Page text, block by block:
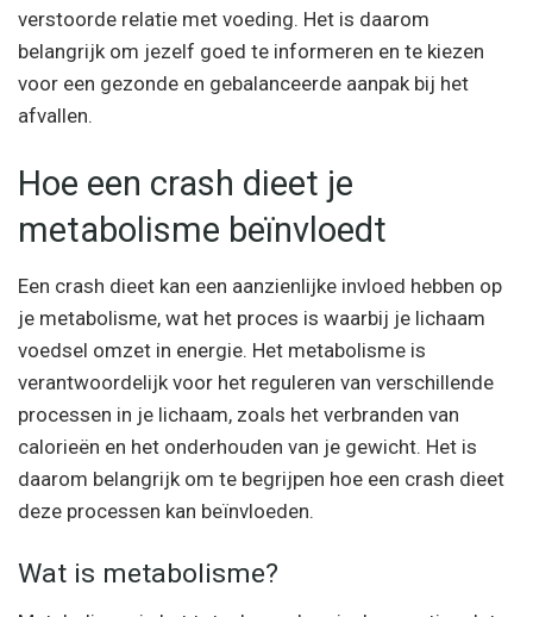
verstoorde relatie met voeding. Het is daarom
belangrijk om jezelf goed te informeren en te kiezen
voor een gezonde en gebalanceerde aanpak bij het
afvallen.
Hoe een crash dieet je
metabolisme beïnvloedt
Een crash dieet kan een aanzienlijke invloed hebben op
je metabolisme, wat het proces is waarbij je lichaam
voedsel omzet in energie. Het metabolisme is
verantwoordelijk voor het reguleren van verschillende
processen in je lichaam, zoals het verbranden van
calorieën en het onderhouden van je gewicht. Het is
daarom belangrijk om te begrijpen hoe een crash dieet
deze processen kan beïnvloeden.
Wat is metabolisme?